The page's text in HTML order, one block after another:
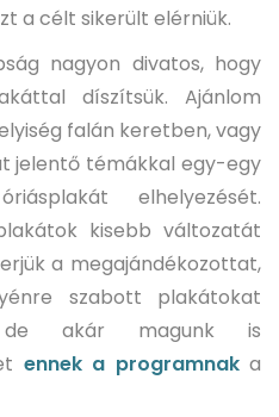
a célt sikerült elérniük.
nagyon divatos, hogy
díszítsük. Ajánlom
falán keretben, vagy
jelentő témákkal egy-egy
elhelyezését.
kisebb változatát
a megajándékozottat,
szabott plakátokat
akár magunk is
ennek a programnaka